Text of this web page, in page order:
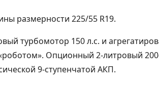
размерности 225/55 R19.
турбомотор 150 л.с. и
Опционный 2-литровый
9-ступенчатой АКП.